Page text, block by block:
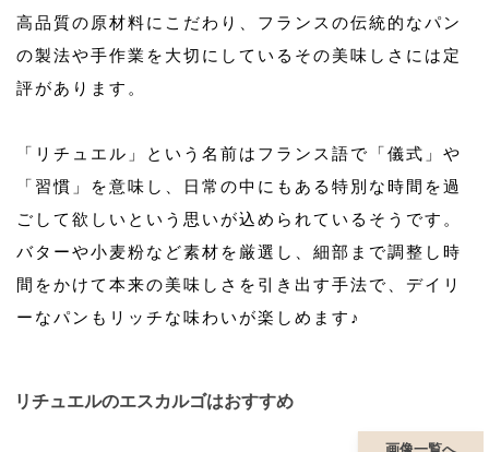
高品質の原材料にこだわり、フランスの伝統的なパン
の製法や手作業を大切にしているその美味しさには定
評があります。
「リチュエル」という名前はフランス語で「儀式」や
「習慣」を意味し、日常の中にもある特別な時間を過
ごして欲しいという思いが込められているそうです。
バターや小麦粉など素材を厳選し、細部まで調整し時
間をかけて本来の美味しさを引き出す手法で、デイリ
ーなパンもリッチな味わいが楽しめます♪
リチュエルのエスカルゴはおすすめ
画像一覧へ